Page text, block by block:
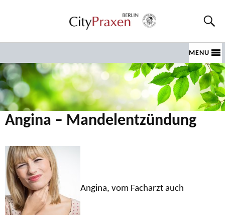
MENU
Angina – Mandelentzündung
Angina, vom Facharzt auch